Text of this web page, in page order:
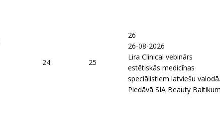
24 25
26
26-08-2026
Lira Clinical vebinārs
estētiskās medicīnas
speciālistiem latviešu valodā.
Piedāvā SIA Beauty